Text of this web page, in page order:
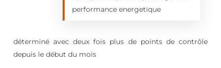
performance energetique
déterminé avec deux fois plus de points de contrôle
depuis le début du mois